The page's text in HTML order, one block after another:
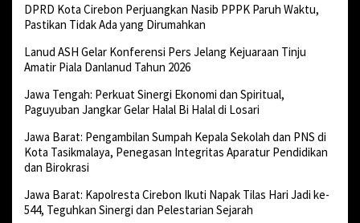
DPRD Kota Cirebon Perjuangkan Nasib PPPK Paruh Waktu,
Pastikan Tidak Ada yang Dirumahkan
Lanud ASH Gelar Konferensi Pers Jelang Kejuaraan Tinju
Amatir Piala Danlanud Tahun 2026
Jawa Tengah: Perkuat Sinergi Ekonomi dan Spiritual,
Paguyuban Jangkar Gelar Halal Bi Halal di Losari
Jawa Barat: Pengambilan Sumpah Kepala Sekolah dan PNS di
Kota Tasikmalaya, Penegasan Integritas Aparatur Pendidikan
dan Birokrasi
Jawa Barat: Kapolresta Cirebon Ikuti Napak Tilas Hari Jadi ke-
544, Teguhkan Sinergi dan Pelestarian Sejarah